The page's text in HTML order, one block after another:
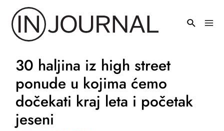
sadržaj
30 haljina iz high street
ponude u kojima ćemo
dočekati kraj leta i početak
jeseni